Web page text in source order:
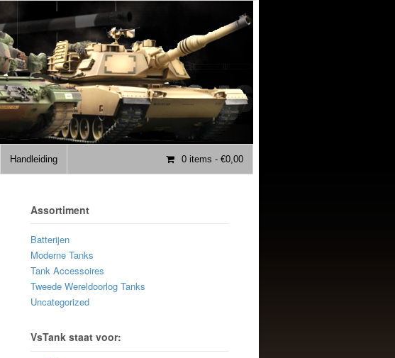
Handleiding 0 items - €0,00
Assortiment
Batterijen
Moderne Tanks
Tank Accessoires
Tweede Wereldoorlog Tanks
Uncategorized
VsTank staat voor: